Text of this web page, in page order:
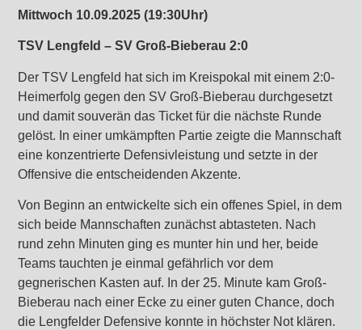
Mittwoch 10.09.2025 (19:30Uhr)
TSV Lengfeld – SV Groß-Bieberau 2:0
Der TSV Lengfeld hat sich im Kreispokal mit einem 2:0-
Heimerfolg gegen den SV Groß-Bieberau durchgesetzt
und damit souverän das Ticket für die nächste Runde
gelöst. In einer umkämpften Partie zeigte die Mannschaft
eine konzentrierte Defensivleistung und setzte in der
Offensive die entscheidenden Akzente.
Von Beginn an entwickelte sich ein offenes Spiel, in dem
sich beide Mannschaften zunächst abtasteten. Nach
rund zehn Minuten ging es munter hin und her, beide
Teams tauchten je einmal gefährlich vor dem
gegnerischen Kasten auf. In der 25. Minute kam Groß-
Bieberau nach einer Ecke zu einer guten Chance, doch
die Lengfelder Defensive konnte in höchster Not klären.